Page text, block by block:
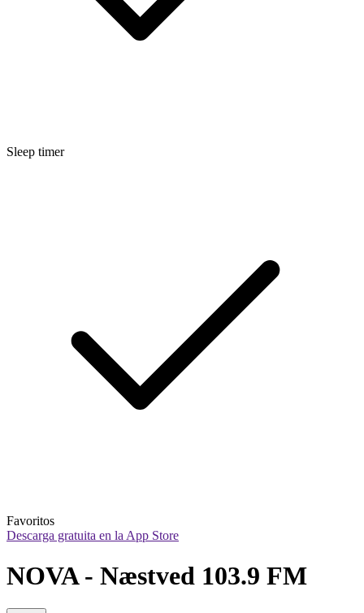
Sleep timer
Favoritos
Descarga gratuita en la App Store
NOVA - Næstved 103.9 FM